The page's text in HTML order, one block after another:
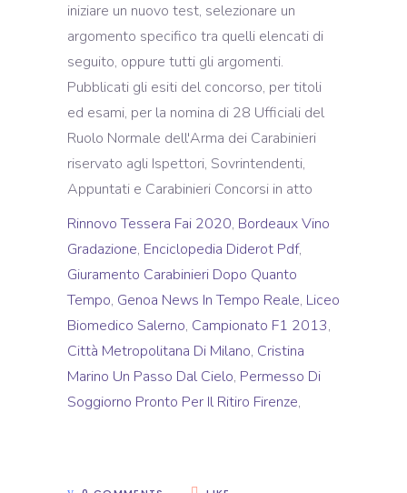
iniziare un nuovo test, selezionare un
argomento specifico tra quelli elencati di
seguito, oppure tutti gli argomenti.
Pubblicati gli esiti del concorso, per titoli
ed esami, per la nomina di 28 Ufficiali del
Ruolo Normale dell'Arma dei Carabinieri
riservato agli Ispettori, Sovrintendenti,
Appuntati e Carabinieri Concorsi in atto
Rinnovo Tessera Fai 2020, Bordeaux Vino
Gradazione, Enciclopedia Diderot Pdf,
Giuramento Carabinieri Dopo Quanto
Tempo, Genoa News In Tempo Reale, Liceo
Biomedico Salerno, Campionato F1 2013,
Città Metropolitana Di Milano, Cristina
Marino Un Passo Dal Cielo, Permesso Di
Soggiorno Pronto Per Il Ritiro Firenze,